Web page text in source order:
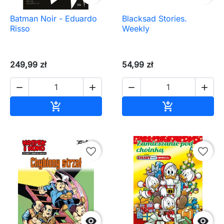
Batman Noir - Eduardo
Risso
249,99 zł
 

Blacksad Stories.
Weekly
54,99 zł
 


favorite_border

favorite_border